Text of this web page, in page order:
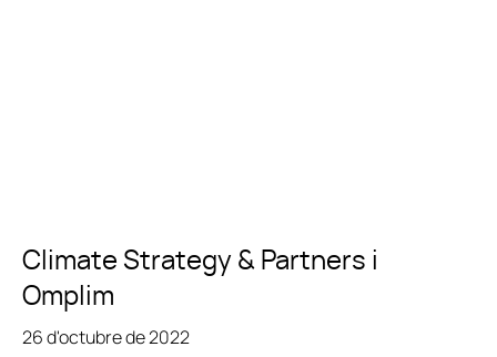
Climate Strategy & Partners i
Omplim
26 d'octubre de 2022